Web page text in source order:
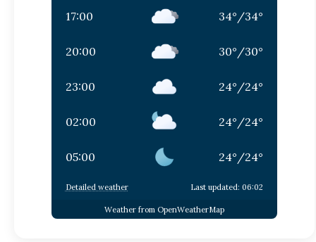
17:00 34°/34°
20:00 30°/30°
23:00 24°/24°
02:00 24°/24°
05:00 24°/24°
Detailed weather Last updated: 06:02
Weather from OpenWeatherMap